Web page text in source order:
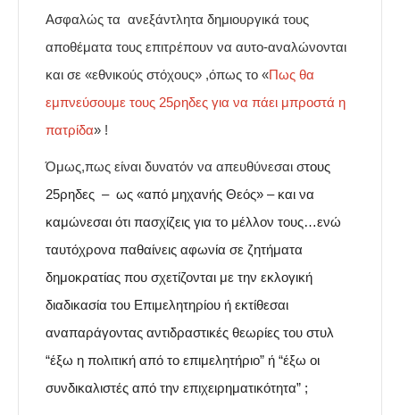
Ασφαλώς τα ανεξάντλητα δημιουργικά τους
αποθέματα τους επιτρέπουν να αυτο-αναλώνονται
και σε «εθνικούς στόχους» ,όπως το «Πως θα
εμπνεύσουμε τους 25ρηδες για να πάει μπροστά η
πατρίδα» !
Όμως,πως είναι δυνατόν να απευθύνεσαι στους
25ρηδες – ως «από μηχανής Θεός» – και να
καμώνεσαι ότι πασχίζεις για το μέλλον τους…ενώ
ταυτόχρονα παθαίνεις αφωνία σε ζητήματα
δημοκρατίας που σχετίζονται με την εκλογική
διαδικασία του Επιμελητηρίου ή εκτίθεσαι
αναπαράγοντας αντιδραστικές θεωρίες του στυλ
“έξω η πολιτική από το επιμελητήριο” ή “έξω οι
συνδικαλιστές από την επιχειρηματικότητα” ;